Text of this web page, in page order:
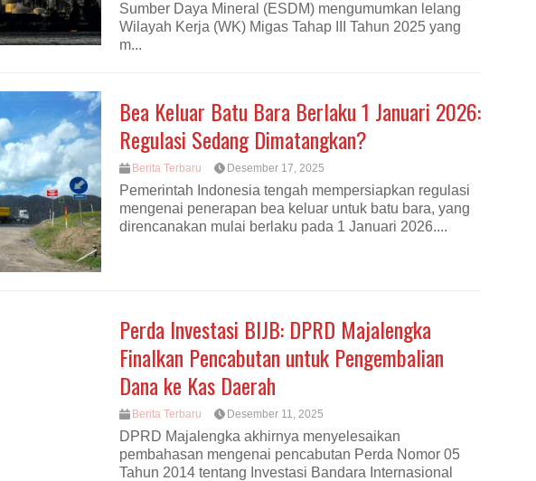
Sumber Daya Mineral (ESDM) mengumumkan lelang
Wilayah Kerja (WK) Migas Tahap III Tahun 2025 yang
m...
Bea Keluar Batu Bara Berlaku 1 Januari 2026:
Regulasi Sedang Dimatangkan?
Berita Terbaru Desember 17, 2025
Pemerintah Indonesia tengah mempersiapkan regulasi
mengenai penerapan bea keluar untuk batu bara, yang
direncanakan mulai berlaku pada 1 Januari 2026....
Perda Investasi BIJB: DPRD Majalengka
Finalkan Pencabutan untuk Pengembalian
Dana ke Kas Daerah
Berita Terbaru Desember 11, 2025
DPRD Majalengka akhirnya menyelesaikan
pembahasan mengenai pencabutan Perda Nomor 05
Tahun 2014 tentang Investasi Bandara Internasional